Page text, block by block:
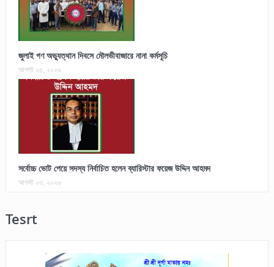
জুলাই গণ অভ্যুত্থান দিবসে মৌলভীবাজারে নানা কর্মসূচি
আগস্ট ০৫, ২০২৬
সর্বোচ্চ ভোট পেয়ে সদস্য নির্বাচিত হলেন ব্যারিস্টার ফয়েজ উদ্দিন আহমদ
আগস্ট ০৩, ২০২৬
Tesrt